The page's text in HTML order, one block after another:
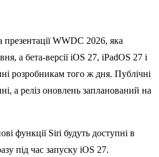
WWDC 2026, яка
а бета-версії iOS 27, iPadOS 27 і
розробникам того ж дня. Публічні
а реліз оновлень запланований на
функції Siri будуть доступні в
під час запуску iOS 27.